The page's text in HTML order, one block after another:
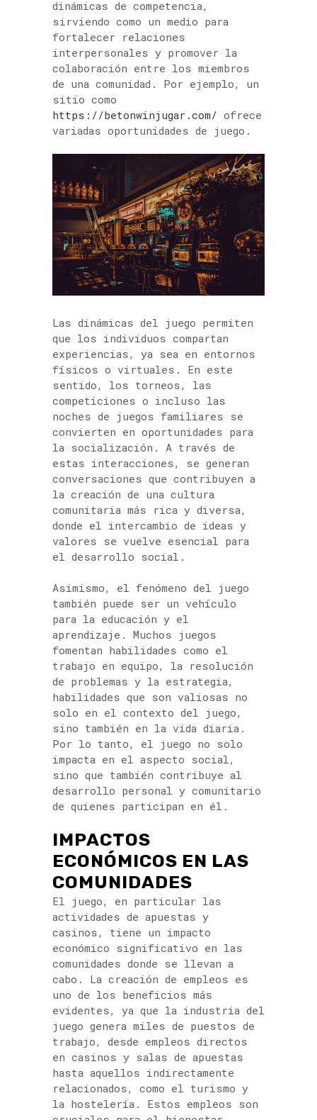
dinámicas de competencia,
sirviendo como un medio para
fortalecer relaciones
interpersonales y promover la
colaboración entre los miembros
de una comunidad. Por ejemplo, un
sitio como
https://betonwinjugar.com/ ofrece
variadas oportunidades de juego.
Las dinámicas del juego permiten
que los individuos compartan
experiencias, ya sea en entornos
físicos o virtuales. En este
sentido, los torneos, las
competiciones o incluso las
noches de juegos familiares se
convierten en oportunidades para
la socialización. A través de
estas interacciones, se generan
conversaciones que contribuyen a
la creación de una cultura
comunitaria más rica y diversa,
donde el intercambio de ideas y
valores se vuelve esencial para
el desarrollo social.
Asimismo, el fenómeno del juego
también puede ser un vehículo
para la educación y el
aprendizaje. Muchos juegos
fomentan habilidades como el
trabajo en equipo, la resolución
de problemas y la estrategia,
habilidades que son valiosas no
solo en el contexto del juego,
sino también en la vida diaria.
Por lo tanto, el juego no solo
impacta en el aspecto social,
sino que también contribuye al
desarrollo personal y comunitario
de quienes participan en él.
IMPACTOS
ECONÓMICOS EN LAS
COMUNIDADES
El juego, en particular las
actividades de apuestas y
casinos, tiene un impacto
económico significativo en las
comunidades donde se llevan a
cabo. La creación de empleos es
uno de los beneficios más
evidentes, ya que la industria del
juego genera miles de puestos de
trabajo, desde empleos directos
en casinos y salas de apuestas
hasta aquellos indirectamente
relacionados, como el turismo y
la hostelería. Estos empleos son